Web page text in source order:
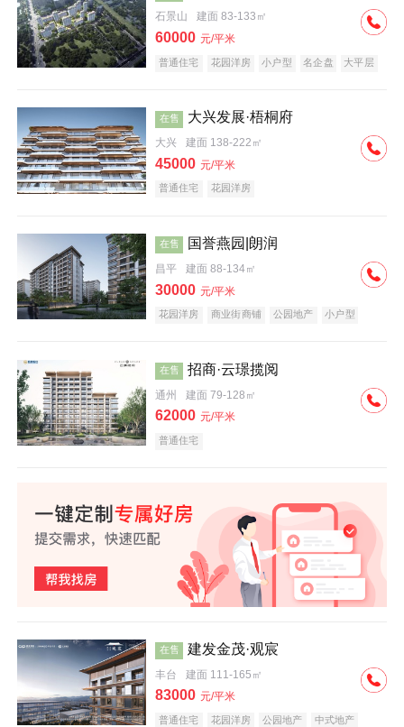
石景山 建面 83-133㎡
60000 元/平米
普通住宅 花园洋房 小户型 名企盘 大平层
在售 大兴发展·梧桐府
大兴 建面 138-222㎡
45000 元/平米
普通住宅 花园洋房
在售 国誉燕园|朗润
昌平 建面 88-134㎡
30000 元/平米
花园洋房 商业街商铺 公园地产
小户型
在售 招商·云璟揽阅
通州 建面 79-128㎡
62000 元/平米
普通住宅
在售 建发金茂·观宸
丰台 建面 111-165㎡
83000 元/平米
普通住宅 花园洋房 公园地产
中式地产